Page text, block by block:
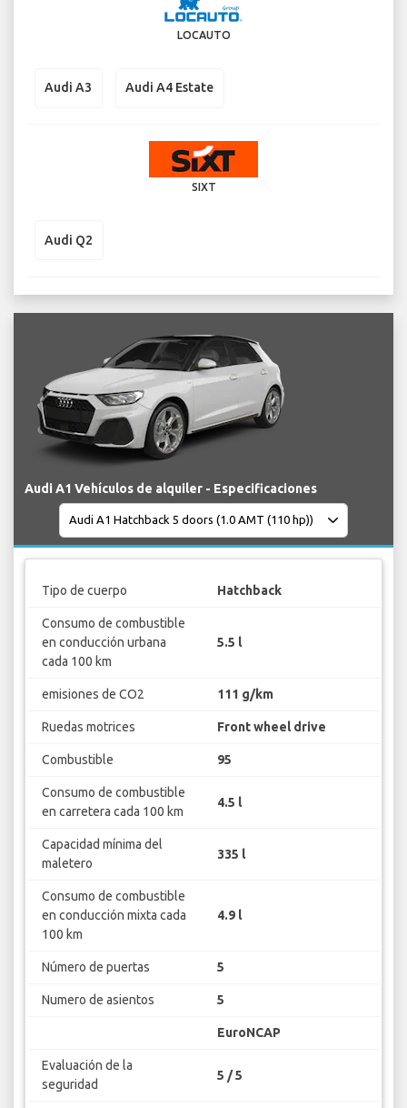
LOCAUTO
Audi A3 Audi A4 Estate
SIXT
Audi Q2
Audi A1 Vehículos de alquiler - Especificaciones
Tipo de cuerpo Hatchback
Consumo de combustible
en conducción urbana
cada 100 km
5.5 l
emisiones de CO2 111 g/km
Ruedas motrices Front wheel drive
Combustible 95
Consumo de combustible
en carretera cada 100 km
4.5 l
Capacidad mínima del
maletero
335 l
Consumo de combustible
en conducción mixta cada
100 km
4.9 l
Número de puertas 5
Numero de asientos 5
EuroNCAP
Evaluación de la
seguridad
5 / 5